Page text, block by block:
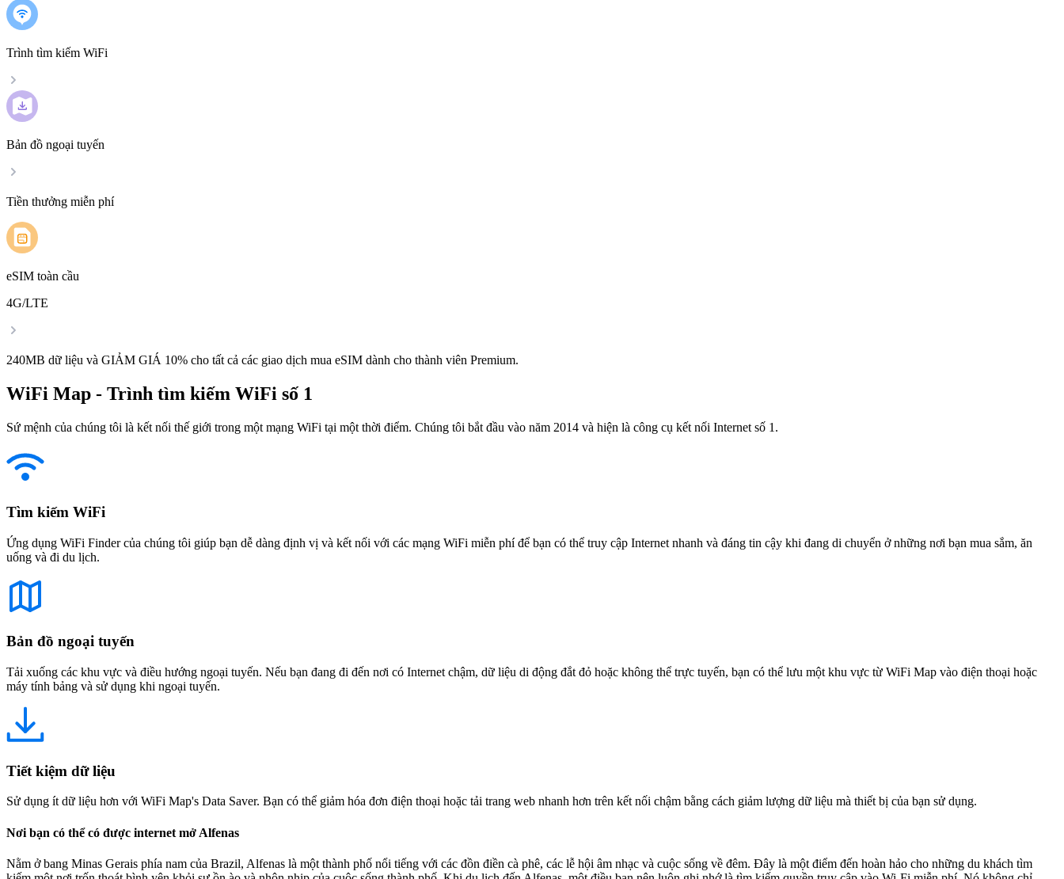
Trình tìm kiếm WiFi
Bản đồ ngoại tuyến
Tiền thưởng miễn phí
eSIM toàn cầu
4G/LTE
240MB dữ liệu và GIẢM GIÁ 10% cho tất cả các giao dịch mua eSIM dành cho thành viên Premium.
WiFi Map - Trình tìm kiếm WiFi số 1
Sứ mệnh của chúng tôi là kết nối thế giới trong một mạng WiFi tại một thời điểm. Chúng tôi bắt đầu vào năm 2014 và hiện là công cụ kết nối Internet số 1.
Tìm kiếm WiFi
Ứng dụng WiFi Finder của chúng tôi giúp bạn dễ dàng định vị và kết nối với các mạng WiFi miễn phí để bạn có thể truy cập Internet nhanh và đáng tin cậy khi đang di chuyển ở những nơi bạn mua sắm, ăn
uống và đi du lịch.
Bản đồ ngoại tuyến
Tải xuống các khu vực và điều hướng ngoại tuyến. Nếu bạn đang đi đến nơi có Internet chậm, dữ liệu di động đắt đỏ hoặc không thể trực tuyến, bạn có thể lưu một khu vực từ WiFi Map vào điện thoại hoặc
máy tính bảng và sử dụng khi ngoại tuyến.
Tiết kiệm dữ liệu
Sử dụng ít dữ liệu hơn với WiFi Map's Data Saver. Bạn có thể giảm hóa đơn điện thoại hoặc tải trang web nhanh hơn trên kết nối chậm bằng cách giảm lượng dữ liệu mà thiết bị của bạn sử dụng.
Nơi bạn có thể có được internet mở Alfenas
Nằm ở bang Minas Gerais phía nam của Brazil, Alfenas là một thành phố nổi tiếng với các đồn điền cà phê, các lễ hội âm nhạc và cuộc sống về đêm. Đây là một điểm đến hoàn hảo cho những du khách tìm